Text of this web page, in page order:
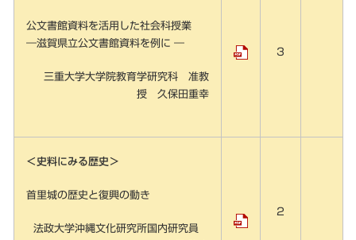
公文書館資料を活用した社会科授業
―滋賀県立公文書館資料を例に ―
三重大学大学院教育学研究科 准教
授 久保田重幸
3
＜史料にみる歴史＞
首里城の歴史と復興の動き
法政大学沖縄文化研究所国内研究員
2